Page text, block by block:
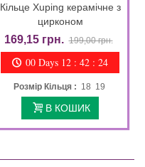
Кільце Xuping керамічне з
цирконом
169,15 грн. 199,00 грн.
00 Days 12 : 42 : 23
Розмір Кільця : 18 19
В КОШИК